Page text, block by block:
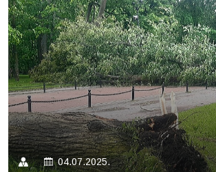
04.07.2025.